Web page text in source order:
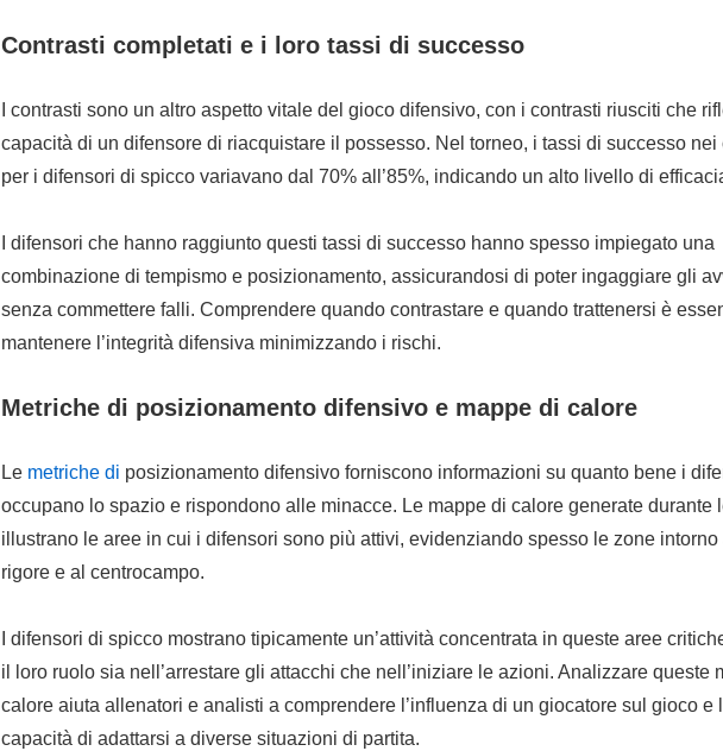
Contrasti completati e i loro tassi di successo
I contrasti sono un altro aspetto vitale del gioco difensivo, con i contrasti riusciti che
capacità di un difensore di riacquistare il possesso. Nel torneo, i tassi di successo nei
per i difensori di spicco variavano dal 70% all’85%, indicando un alto livello di
I difensori che hanno raggiunto questi tassi di successo hanno spesso impiegato una
combinazione di tempismo e posizionamento, assicurandosi di poter ingaggiare gli
senza commettere falli. Comprendere quando contrastare e quando trattenersi è
mantenere l’integrità difensiva minimizzando i rischi.
Metriche di posizionamento difensivo e mappe di calore
Le metriche di posizionamento difensivo forniscono informazioni su quanto bene i
occupano lo spazio e rispondono alle minacce. Le mappe di calore generate durante
illustrano le aree in cui i difensori sono più attivi, evidenziando spesso le zone intorno
rigore e al centrocampo.
I difensori di spicco mostrano tipicamente un’attività concentrata in queste aree
il loro ruolo sia nell’arrestare gli attacchi che nell’iniziare le azioni. Analizzare queste
calore aiuta allenatori e analisti a comprendere l’influenza di un giocatore sul gioco e
capacità di adattarsi a diverse situazioni di partita.